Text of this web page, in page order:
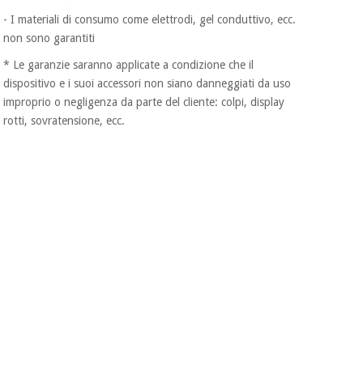
- I materiali di consumo come elettrodi, gel conduttivo, ecc.
non sono garantiti
* Le garanzie saranno applicate a condizione che il
dispositivo e i suoi accessori non siano danneggiati da uso
improprio o negligenza da parte del cliente: colpi, display
rotti, sovratensione, ecc.